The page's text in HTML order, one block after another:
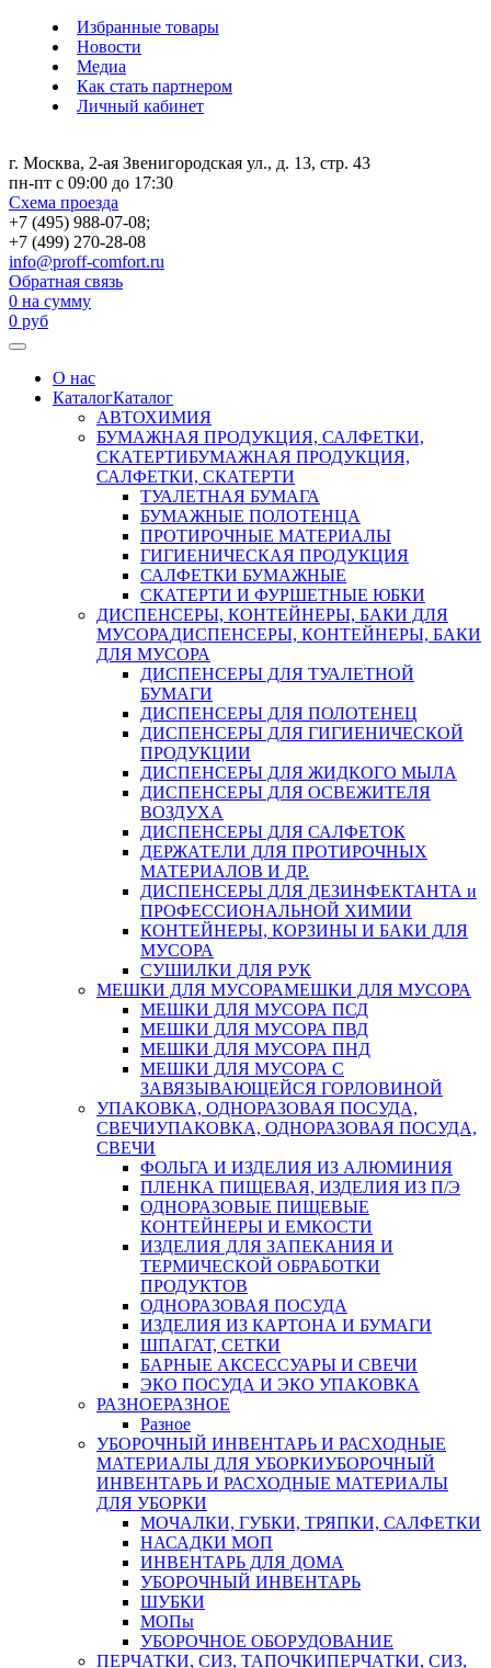
Избранные товары
Новости
Медиа
Как стать партнером
Личный кабинет
г. Москва, 2-ая Звенигородская ул., д. 13, стр. 43
пн-пт с 09:00 до 17:30
Схема проезда
+7 (495) 988-07-08;
+7 (499) 270-28-08
info@proff-comfort.ru
Обратная связь
0 на сумму
0 руб
О нас
КаталогКаталог
АВТОХИМИЯ
БУМАЖНАЯ ПРОДУКЦИЯ, САЛФЕТКИ,
СКАТЕРТИБУМАЖНАЯ ПРОДУКЦИЯ,
САЛФЕТКИ, СКАТЕРТИ
ТУАЛЕТНАЯ БУМАГА
БУМАЖНЫЕ ПОЛОТЕНЦА
ПРОТИРОЧНЫЕ МАТЕРИАЛЫ
ГИГИЕНИЧЕСКАЯ ПРОДУКЦИЯ
САЛФЕТКИ БУМАЖНЫЕ
СКАТЕРТИ И ФУРШЕТНЫЕ ЮБКИ
ДИСПЕНСЕРЫ, КОНТЕЙНЕРЫ, БАКИ ДЛЯ
МУСОРАДИСПЕНСЕРЫ, КОНТЕЙНЕРЫ, БАКИ
ДЛЯ МУСОРА
ДИСПЕНСЕРЫ ДЛЯ ТУАЛЕТНОЙ
БУМАГИ
ДИСПЕНСЕРЫ ДЛЯ ПОЛОТЕНЕЦ
ДИСПЕНСЕРЫ ДЛЯ ГИГИЕНИЧЕСКОЙ
ПРОДУКЦИИ
ДИСПЕНСЕРЫ ДЛЯ ЖИДКОГО МЫЛА
ДИСПЕНСЕРЫ ДЛЯ ОСВЕЖИТЕЛЯ
ВОЗДУХА
ДИСПЕНСЕРЫ ДЛЯ САЛФЕТОК
ДЕРЖАТЕЛИ ДЛЯ ПРОТИРОЧНЫХ
МАТЕРИАЛОВ И ДР.
ДИСПЕНСЕРЫ ДЛЯ ДЕЗИНФЕКТАНТА и
ПРОФЕССИОНАЛЬНОЙ ХИМИИ
КОНТЕЙНЕРЫ, КОРЗИНЫ И БАКИ ДЛЯ
МУСОРА
СУШИЛКИ ДЛЯ РУК
МЕШКИ ДЛЯ МУСОРАМЕШКИ ДЛЯ МУСОРА
МЕШКИ ДЛЯ МУСОРА ПСД
МЕШКИ ДЛЯ МУСОРА ПВД
МЕШКИ ДЛЯ МУСОРА ПНД
МЕШКИ ДЛЯ МУСОРА С
ЗАВЯЗЫВАЮЩЕЙСЯ ГОРЛОВИНОЙ
УПАКОВКА, ОДНОРАЗОВАЯ ПОСУДА,
СВЕЧИУПАКОВКА, ОДНОРАЗОВАЯ ПОСУДА,
СВЕЧИ
ФОЛЬГА И ИЗДЕЛИЯ ИЗ АЛЮМИНИЯ
ПЛЕНКА ПИЩЕВАЯ, ИЗДЕЛИЯ ИЗ П/Э
ОДНОРАЗОВЫЕ ПИЩЕВЫЕ
КОНТЕЙНЕРЫ И ЕМКОСТИ
ИЗДЕЛИЯ ДЛЯ ЗАПЕКАНИЯ И
ТЕРМИЧЕСКОЙ ОБРАБОТКИ
ПРОДУКТОВ
ОДНОРАЗОВАЯ ПОСУДА
ИЗДЕЛИЯ ИЗ КАРТОНА И БУМАГИ
ШПАГАТ, СЕТКИ
БАРНЫЕ АКСЕССУАРЫ И СВЕЧИ
ЭКО ПОСУДА И ЭКО УПАКОВКА
РАЗНОЕРАЗНОЕ
Разное
УБОРОЧНЫЙ ИНВЕНТАРЬ И РАСХОДНЫЕ
МАТЕРИАЛЫ ДЛЯ УБОРКИУБОРОЧНЫЙ
ИНВЕНТАРЬ И РАСХОДНЫЕ МАТЕРИАЛЫ
ДЛЯ УБОРКИ
МОЧАЛКИ, ГУБКИ, ТРЯПКИ, САЛФЕТКИ
НАСАДКИ МОП
ИНВЕНТАРЬ ДЛЯ ДОМА
УБОРОЧНЫЙ ИНВЕНТАРЬ
ШУБКИ
МОПы
УБОРОЧНОЕ ОБОРУДОВАНИЕ
ПЕРЧАТКИ, СИЗ, ТАПОЧКИПЕРЧАТКИ, СИЗ,